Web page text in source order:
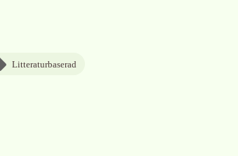
Litteraturbaserad